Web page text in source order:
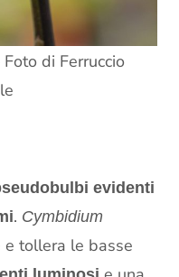
di Ferruccio
evidenti
. Cymbidium
e tollera le basse